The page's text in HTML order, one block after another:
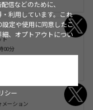
ト
00分
メーション
信などのために、
利用しています。これ
定や使用に同意したこ
、オプトアウトについ
シー